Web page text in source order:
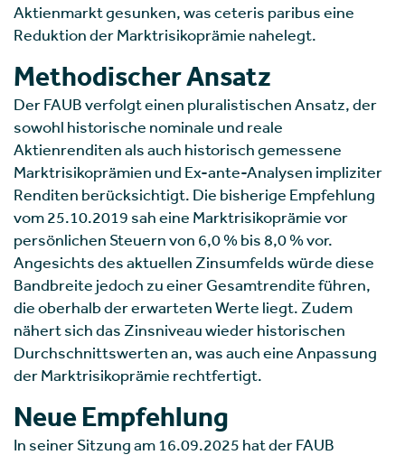
Aktienmarkt gesunken, was ceteris paribus eine
Reduktion der Marktrisikoprämie nahelegt.
Methodischer Ansatz
Der FAUB verfolgt einen pluralistischen Ansatz, der
sowohl historische nominale und reale
Aktienrenditen als auch historisch gemessene
Marktrisikoprämien und Ex-ante-Analysen impliziter
Renditen berücksichtigt. Die bisherige Empfehlung
vom 25.10.2019 sah eine Marktrisikoprämie vor
persönlichen Steuern von 6,0 % bis 8,0 % vor.
Angesichts des aktuellen Zinsumfelds würde diese
Bandbreite jedoch zu einer Gesamtrendite führen,
die oberhalb der erwarteten Werte liegt. Zudem
nähert sich das Zinsniveau wieder historischen
Durchschnittswerten an, was auch eine Anpassung
der Marktrisikoprämie rechtfertigt.
Neue Empfehlung
In seiner Sitzung am 16.09.2025 hat der FAUB